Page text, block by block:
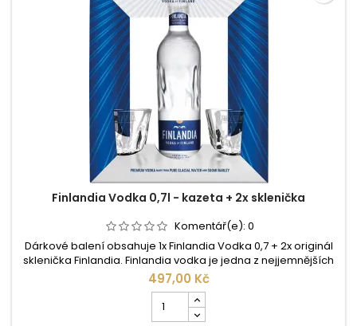
Finlandia Vodka 0,7l - kazeta + 2x sklenička
Komentář(e): 0
Dárkové balení obsahuje 1x Finlandia Vodka 0,7 + 2x originál
sklenička Finlandia. Finlandia vodka je jedna z nejjemnějších
vodek na světě. Je jemná díky své výrobě a ingrediencím, ze
kterých se rodí. Samotný proces výroby podléhá třem
základním atributům, kterými jsou průzračná ledovcová
voda, šestiřadý ječmen a půlnoční slunce (Midnight sun).
497,00 Kč
kusů